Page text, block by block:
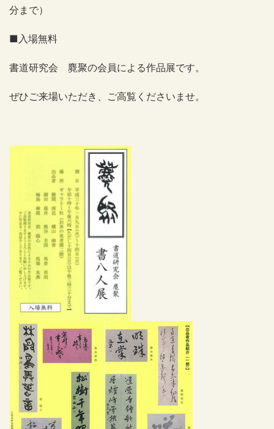
分まで）
■入場無料
書道研究会 麑聚の会員による作品展です。
ぜひご来場いただき、ご高覧くださいませ。